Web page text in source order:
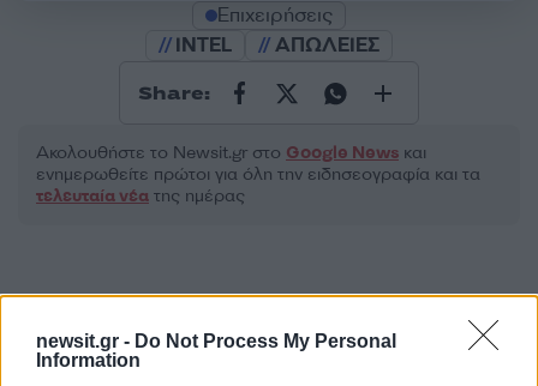
newsit.gr - Do Not Process My Personal
Information
Επιχειρήσεις
INTEL
ΑΠΩΛΕΙΕΣ
Share:
Ακολουθήστε το Νewsit.gr στο Google News και
ενημερωθείτε πρώτοι για όλη την ειδησεογραφία και τα
τελευταία νέα της ημέρας
Πιο δημοφιλή